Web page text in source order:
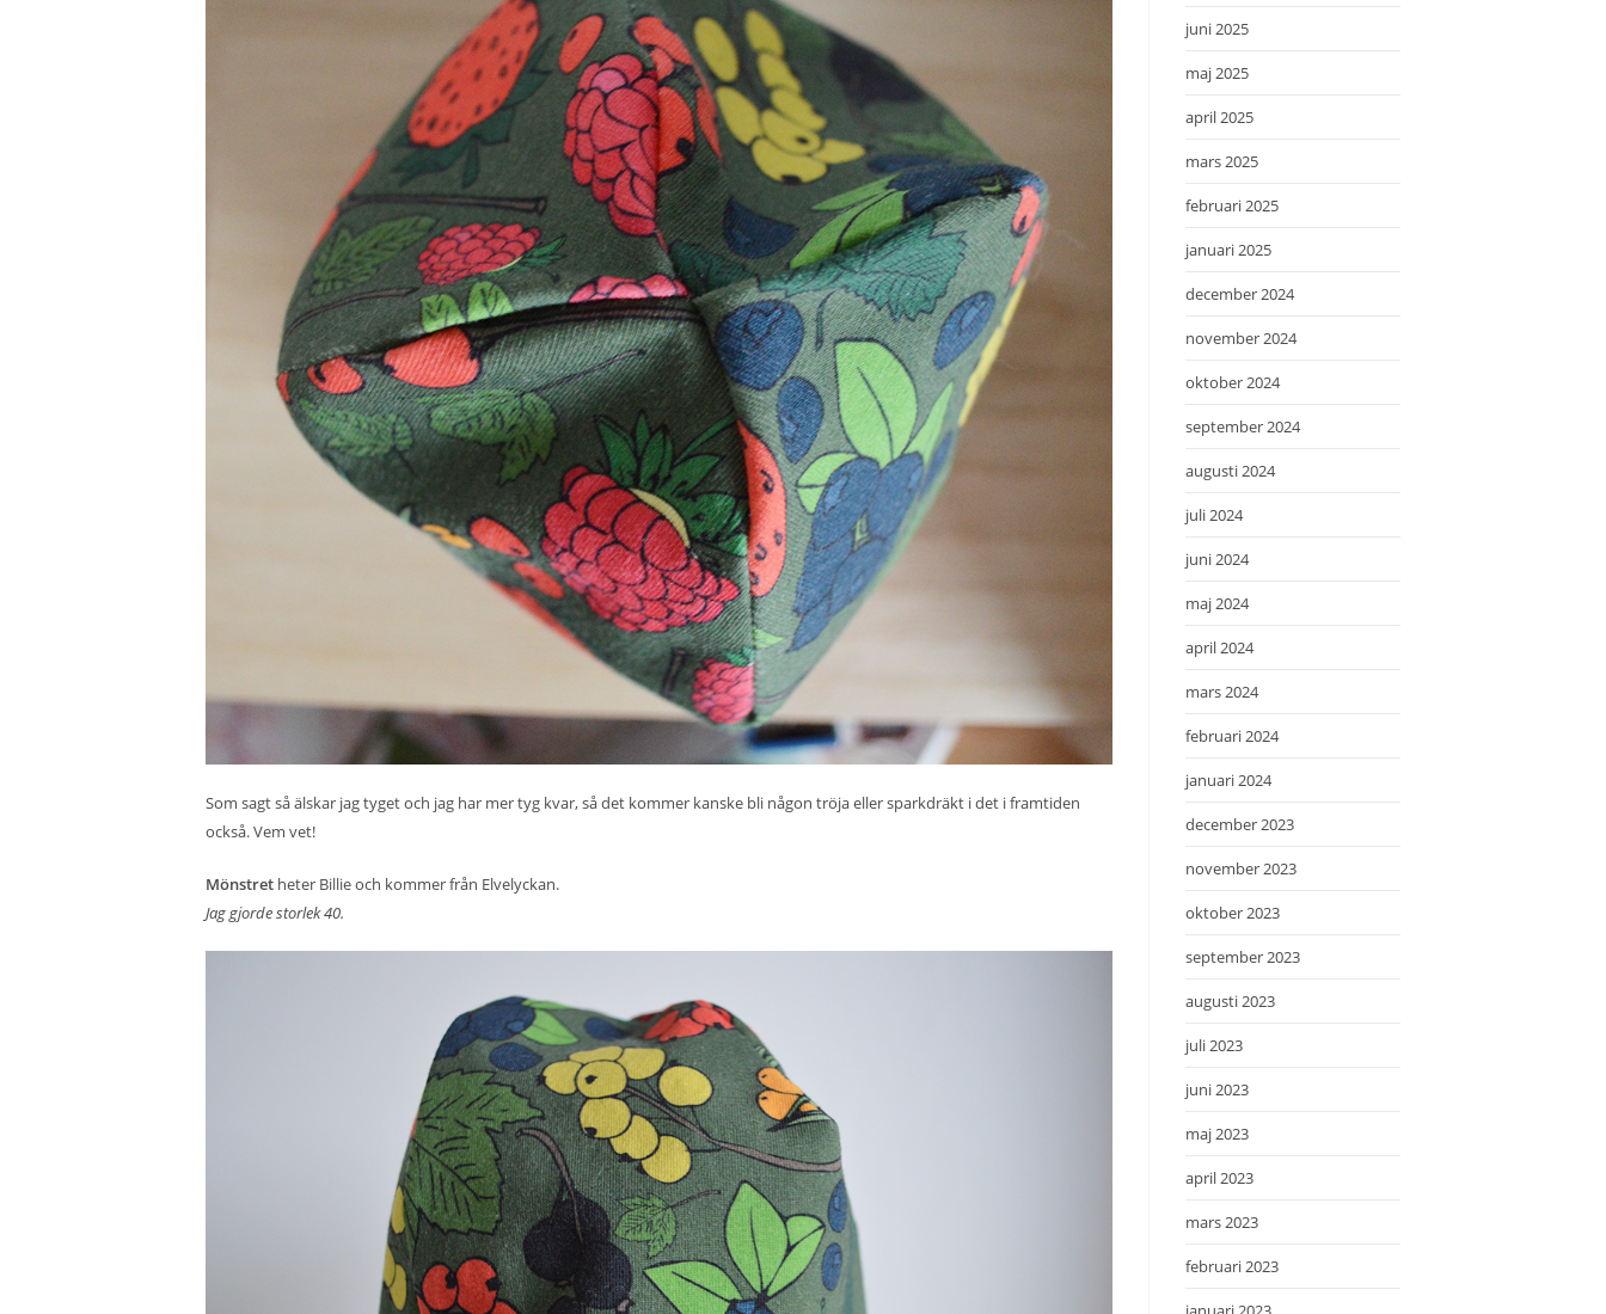
Som sagt så älskar jag tyget och jag har mer tyg kvar, så det kommer kanske bli någon tröja eller sparkdräkt i det i framtiden
också. Vem vet!
Mönstret heter Billie och kommer från Elvelyckan.
Jag gjorde storlek 40.
juni 2025
maj 2025
april 2025
mars 2025
februari 2025
januari 2025
december 2024
november 2024
oktober 2024
september 2024
augusti 2024
juli 2024
juni 2024
maj 2024
april 2024
mars 2024
februari 2024
januari 2024
december 2023
november 2023
oktober 2023
september 2023
augusti 2023
juli 2023
juni 2023
maj 2023
april 2023
mars 2023
februari 2023